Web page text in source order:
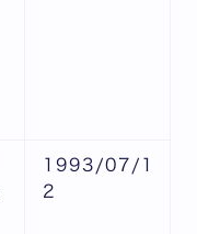
1993/07/1
2